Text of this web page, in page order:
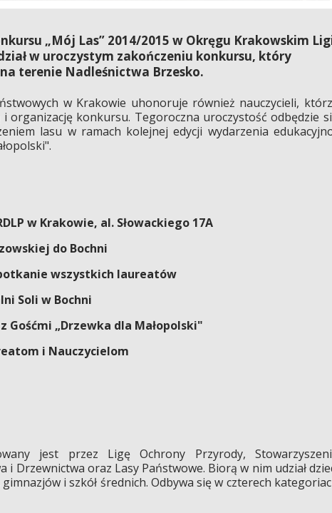
„Mój Las” 2014/2015 w Okręgu Krakowskim
w uroczystym zakończeniu konkursu, który
terenie Nadleśnictwa Brzesko.
w Krakowie uhonoruje również nauczycieli,
organizację konkursu. Tegoroczna uroczystość odbędzie
lasu w ramach kolejnej edycji wydarzenia
w Krakowie, al. Słowackiego 17A
do Bochni
wszystkich laureatów
Soli w Bochni
Gośćmi „Drzewka dla Małopolski"
i Nauczycielom
jest przez Ligę Ochrony Przyrody,
i Drzewnictwa oraz Lasy Państwowe. Biorą w nim udział
gimnazjów i szkół średnich. Odbywa się w czterech